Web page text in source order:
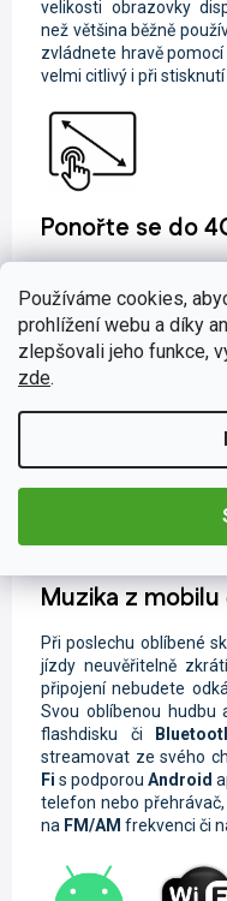
Používáme cookies,
prohlížení webu a díky
zlepšovali jeho funkce,
zde.
velikosti obrazovky
než většina běžně
zvládnete hravě pomocí
velmi citlivý i při stisknutí
Ponořte se do
například
Messengeru,
zprávy
, které lze
Nesmíme zapomenout
Vám ukáže
SIM kartudo4G
,
Muzika z
Při poslechu oblíbené
jízdy neuvěřitelně
připojení nebudete
Svou oblíbenou
flashdisku či
streamovat ze svého
Fi s podporou Android
telefon nebo
na FM/AM frekvenci či